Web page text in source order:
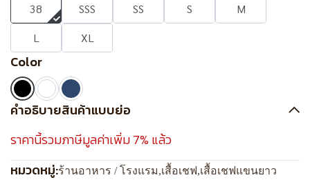
38 SSS SS S
M
L
XL
Color
คำอธิบายสินค้าแบบย่อ
ราคานี้รวมภาษีมูลค่าเพิ่ม 7% แล้ว
หมวดหมู่:ร้านอาหาร / โรงแรม,เสื้อเชฟ,เสื้อเชฟแขนยาว